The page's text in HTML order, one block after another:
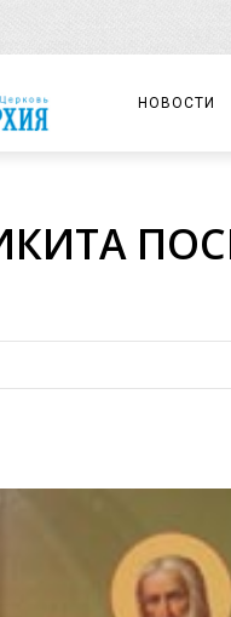
НОВОСТИ